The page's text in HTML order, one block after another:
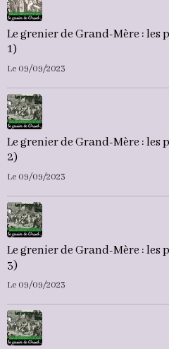
Le grenier de Grand-Mère : les
1)
Le 09/09/2023
Le grenier de Grand-Mère : les
2)
Le 09/09/2023
Le grenier de Grand-Mère : les
3)
Le 09/09/2023